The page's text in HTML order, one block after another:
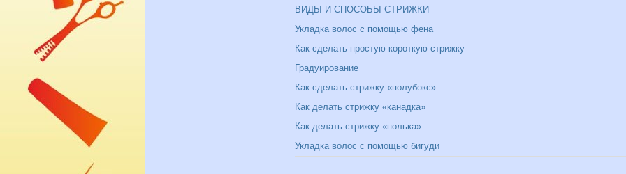
ВИДЫ И СПОСОБЫ СТРИЖКИ
Укладка волос с помощью фена
Как сделать простую короткую стрижку
Градуирование
Как сделать стрижку «полубокс»
Как делать стрижку «канадка»
Как делать стрижку «полька»
Укладка волос с помощью бигуди